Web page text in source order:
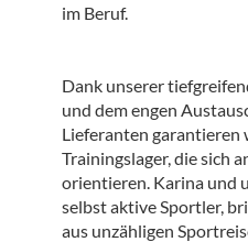
im Beruf.
Dank unserer
und dem engen
Lieferanten
Trainingslager, die sich
orientieren. Karina und
selbst aktive Sportler,
aus unzähligen